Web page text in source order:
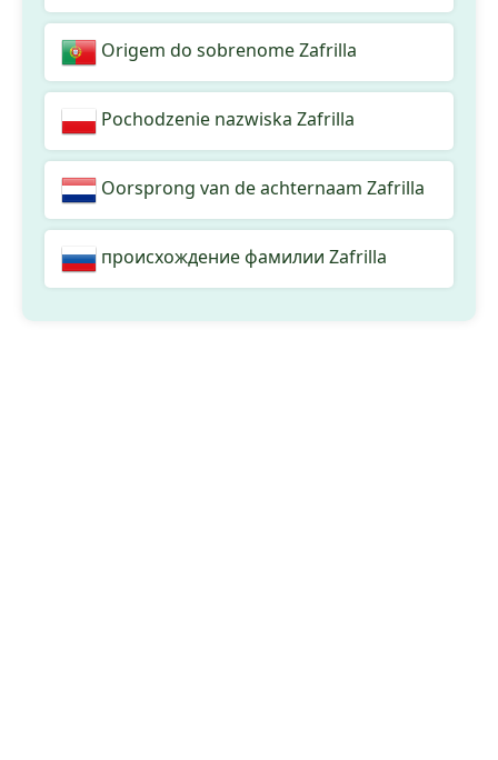
Origem do sobrenome Zafrilla
Pochodzenie nazwiska Zafrilla
Oorsprong van de achternaam Zafrilla
происхождение фамилии Zafrilla